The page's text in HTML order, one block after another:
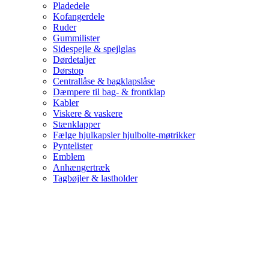
Pladedele
Kofangerdele
Ruder
Gummilister
Sidespejle & spejlglas
Dørdetaljer
Dørstop
Centrallåse & bagklapslåse
Dæmpere til bag- & frontklap
Kabler
Viskere & vaskere
Stænklapper
Fælge hjulkapsler hjulbolte-møtrikker
Pyntelister
Emblem
Anhængertræk
Tagbøjler & lastholder